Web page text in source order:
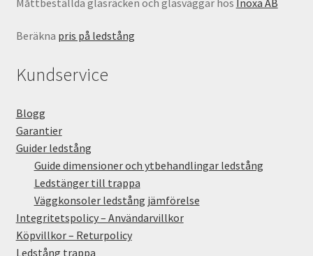
Beräkna pris på ledstång
Kundservice
Blogg
Garantier
Guider ledstång
Guide dimensioner och ytbehandlingar ledstång
Ledstänger till trappa
Väggkonsoler ledstång jämförelse
Integritetspolicy – Användarvillkor
Köpvillkor – Returpolicy
Ledstång trappa